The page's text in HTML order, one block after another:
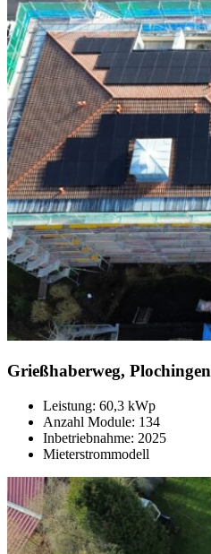
Grießhaberweg, Plochingen
Leistung: 60,3 kWp
Anzahl Module: 134
Inbetriebnahme: 2025
Mieterstrommodell